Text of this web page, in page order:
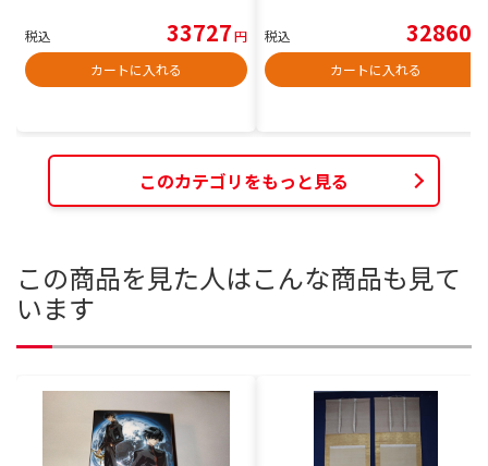
税込 33727円
カートに入れる
税込 32860
カートに入れる
このカテゴリをもっと見る
この商品を見た人はこんな商品も見て
います